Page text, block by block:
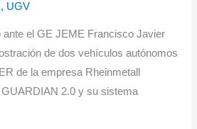
, UGV
ante el GE JEME Francisco Javier
de dos vehículos autónomos
de la empresa Rheinmetall
2.0 y su sistema